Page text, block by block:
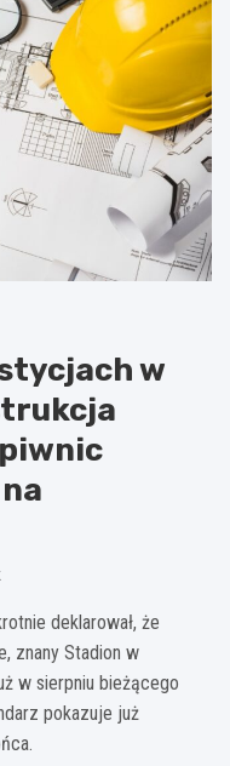
w
deklarował, że
znany Stadion w
w sierpniu bieżącego
pokazuje już